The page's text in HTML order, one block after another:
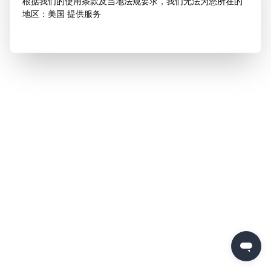
地区：美国 提供服务